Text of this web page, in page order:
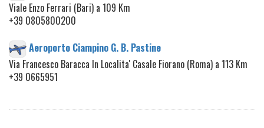
Viale Enzo Ferrari (Bari) a 109 Km
+39 0805800200
Aeroporto Ciampino G. B. Pastine
Via Francesco Baracca In Localita' Casale Fiorano (Roma) a 113 Km
+39 0665951